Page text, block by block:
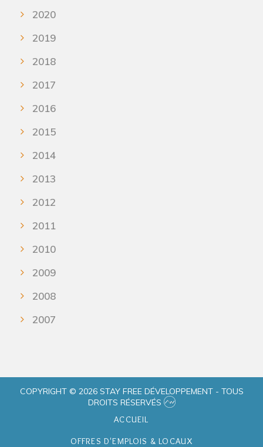
2020
2019
2018
2017
2016
2015
2014
2013
2012
2011
2010
2009
2008
2007
COPYRIGHT © 2026 STAY FREE DÉVELOPPEMENT - TOUS
DROITS RÉSERVÉS
ACCUEIL
OFFRES D'EMPLOIS & LOCAUX